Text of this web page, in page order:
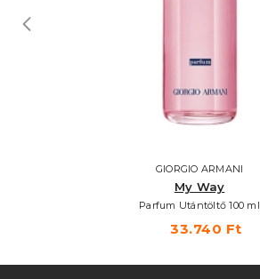
GIORGIO ARMANI
My Way
Parfum Utántöltő 100 ml
33.740 Ft